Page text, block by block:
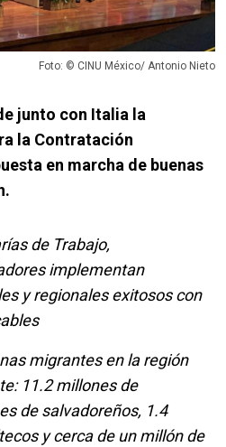
Foto: © CINU México/ Antonio Nieto
junto con Italia la
la Contratación
en marcha de buenas
de Trabajo,
implementan
y regionales exitosos con
migrantes en la región
11.2 millones de
de salvadoreños, 1.4
y cerca de un millón de